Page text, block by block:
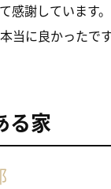
感謝しています。
当に良かったで
る家